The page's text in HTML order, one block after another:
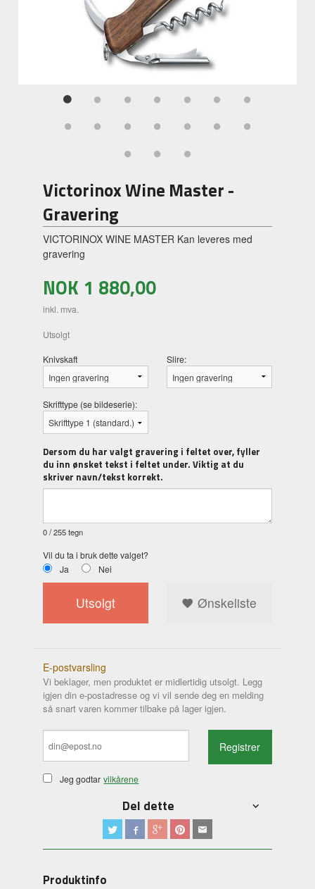
Victorinox Wine Master -
Gravering
VICTORINOX WINE MASTER Kan leveres med
gravering
NOK 1 880,00
inkl. mva.
Utsolgt
Knivskaft Slire:
Skrifttype (se bildeserie):
Dersom du har valgt gravering i feltet over, fyller
du inn ønsket tekst i feltet under. Viktig at du
skriver navn/tekst korrekt.
0/ 255 tegn
Vil du ta i bruk dette valget?
Ja
Nei
Utsolgt Ønskeliste
E-postvarsling
Vi beklager, men produktet er midlertidig utsolgt. Legg
igjen din e-postadresse og vi vil sende deg en melding
så snart varen kommer tilbake på lager igjen.
Jeg godtar vilkårene
Registrer
Del dette
Produktinfo